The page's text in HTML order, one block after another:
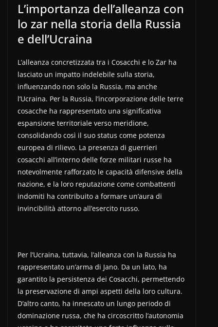
L’importanza dell’alleanza con
lo zar nella storia della Russia
e dell’Ucraina
L’alleanza concretizzata tra i Cosacchi e lo Zar ha
lasciato un impatto indelebile sulla storia,
influenzando non solo la Russia, ma anche
l’Ucraina. Per la Russia, l’incorporazione delle terre
cosacche ha rappresentato una significativa
espansione territoriale verso meridione,
consolidando così il suo status come potenza
europea di rilievo. La presenza di guerrieri
cosacchi all’interno delle forze militari russe ha
notevolmente rafforzato le capacità difensive della
nazione, e la loro reputazione come combattenti
indomiti ha contribuito a formare un’aura di
invincibilità attorno all’esercito russo.
Per l’Ucraina, tuttavia, l’alleanza con la Russia ha
rappresentato un’arma di Jano. Da un lato, ha
garantito la persistenza dei Cosacchi, permettendo
la preservazione di ampi aspetti della loro cultura.
D’altro canto, ha innescato un lungo periodo di
dominazione russa, che ha circoscritto l’autonomia